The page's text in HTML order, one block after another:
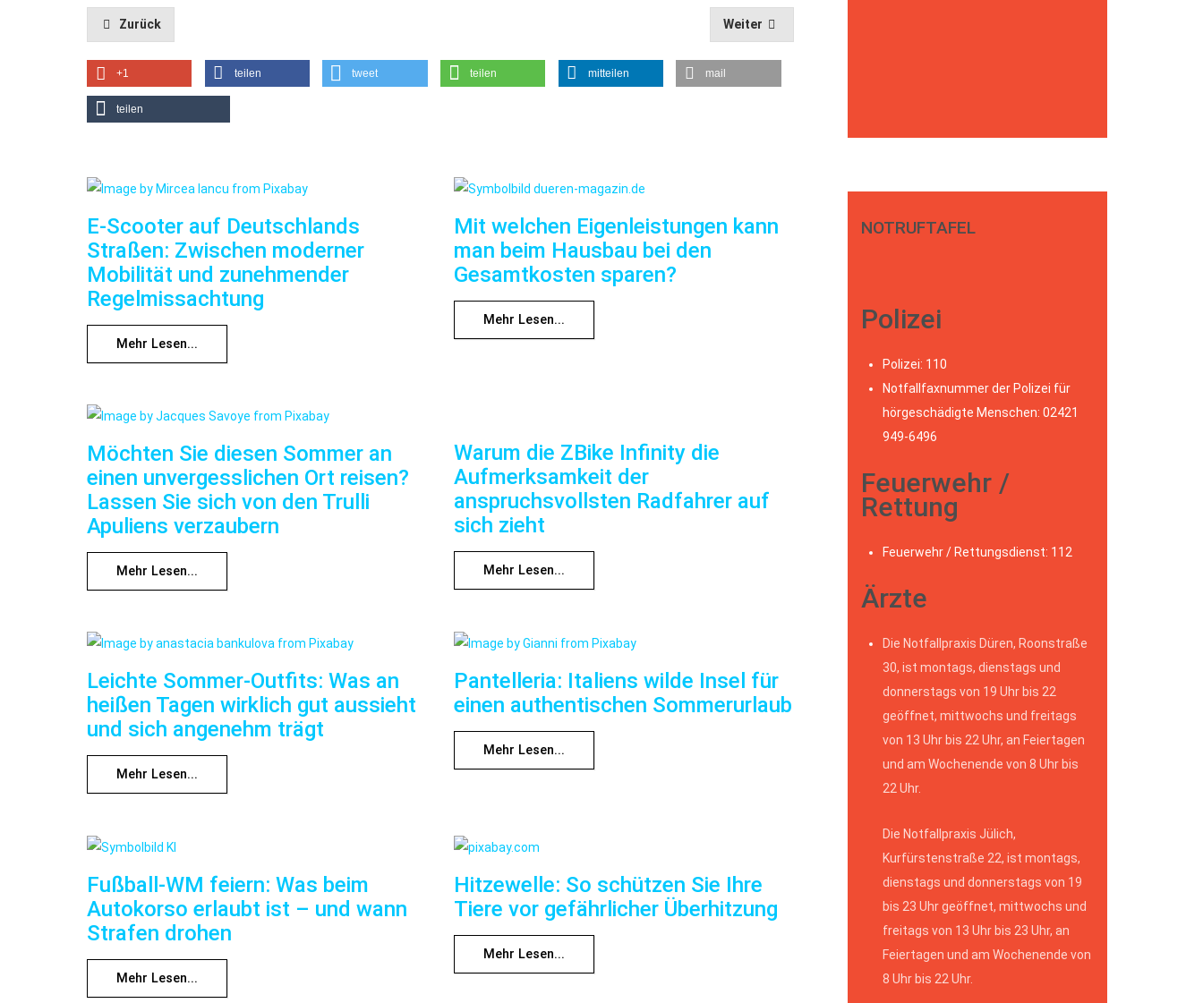
Zurück Weiter
+1 teilen tweet teilen mitteilen mail
teilen
E-Scooter auf Deutschlands
Straßen: Zwischen moderner
Mobilität und zunehmender
Regelmissachtung
Mehr Lesen...
Mit welchen Eigenleistungen kann
man beim Hausbau bei den
Gesamtkosten sparen?
Mehr Lesen...
Möchten Sie diesen Sommer an
einen unvergesslichen Ort reisen?
Lassen Sie sich von den Trulli
Apuliens verzaubern
Mehr Lesen...
Warum die ZBike Infinity die
Aufmerksamkeit der
anspruchsvollsten Radfahrer auf
sich zieht
Mehr Lesen...
Leichte Sommer-Outfits: Was an
heißen Tagen wirklich gut aussieht
und sich angenehm trägt
Mehr Lesen...
Pantelleria: Italiens wilde Insel für
einen authentischen Sommerurlaub
Mehr Lesen...
Fußball-WM feiern: Was beim
Autokorso erlaubt ist – und wann
Strafen drohen
Mehr Lesen...
Hitzewelle: So schützen Sie Ihre
Tiere vor gefährlicher Überhitzung
Mehr Lesen...
NOTRUFTAFEL
Polizei
Polizei: 110
Notfallfaxnummer der Polizei für
hörgeschädigte Menschen: 02421
949-6496
Feuerwehr /
Rettung
Feuerwehr / Rettungsdienst: 112
Ärzte
Die Notfallpraxis Düren, Roonstraße
30, ist montags, dienstags und
donnerstags von 19 Uhr bis 22
geöffnet, mittwochs und freitags
von 13 Uhr bis 22 Uhr, an Feiertagen
und am Wochenende von 8 Uhr bis
22 Uhr.
Die Notfallpraxis Jülich,
Kurfürstenstraße 22, ist montags,
dienstags und donnerstags von 19
bis 23 Uhr geöffnet, mittwochs und
freitags von 13 Uhr bis 23 Uhr, an
Feiertagen und am Wochenende von
8 Uhr bis 22 Uhr.